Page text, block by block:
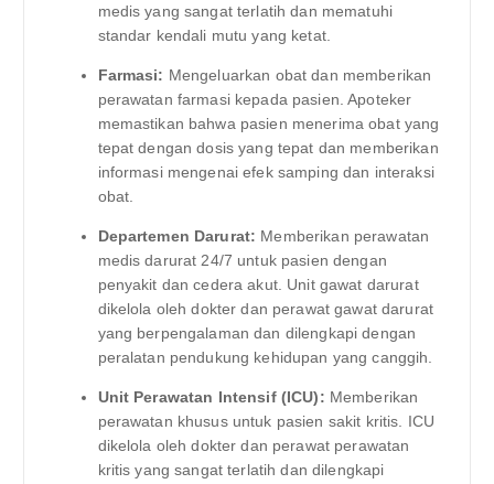
medis yang sangat terlatih dan mematuhi
standar kendali mutu yang ketat.
Farmasi: Mengeluarkan obat dan memberikan
perawatan farmasi kepada pasien. Apoteker
memastikan bahwa pasien menerima obat yang
tepat dengan dosis yang tepat dan memberikan
informasi mengenai efek samping dan interaksi
obat.
Departemen Darurat: Memberikan perawatan
medis darurat 24/7 untuk pasien dengan
penyakit dan cedera akut. Unit gawat darurat
dikelola oleh dokter dan perawat gawat darurat
yang berpengalaman dan dilengkapi dengan
peralatan pendukung kehidupan yang canggih.
Unit Perawatan Intensif (ICU): Memberikan
perawatan khusus untuk pasien sakit kritis. ICU
dikelola oleh dokter dan perawat perawatan
kritis yang sangat terlatih dan dilengkapi